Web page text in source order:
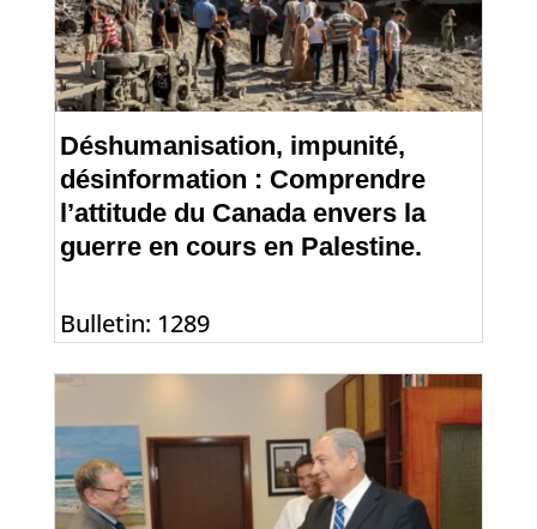
Déshumanisation, impunité,
désinformation : Comprendre
l’attitude du Canada envers la
guerre en cours en Palestine.
Bulletin: 1289